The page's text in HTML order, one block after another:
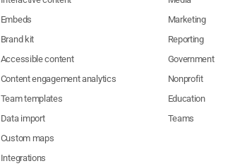
Embeds
Brand kit
Accessible content
Content engagement analytics
Team templates
Data import
Custom maps
Integrations
Marketing
Reporting
Government
Nonprofit
Education
Teams